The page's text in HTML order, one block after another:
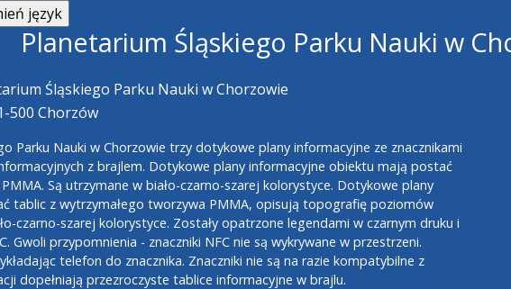
Planetarium Śląskiego Parku Nauki w
Śląskiego Parku Nauki w Chorzowie
500 Chorzów
Parku Nauki w Chorzowie trzy dotykowe plany informacyjne ze znacznikami
z brajlem. Dotykowe plany informacyjne obiektu mają postać
Są utrzymane w biało-czarno-szarej kolorystyce. Dotykowe plany
tablic z wytrzymałego tworzywa PMMA, opisują topografię poziomów
czarno-szarej kolorystyce. Zostały opatrzone legendami w czarnym druku i
Gwoli przypomnienia - znaczniki NFC nie są wykrywane w przestrzeni.
telefon do znacznika. Znaczniki nie są na razie kompatybilne z
dopełniają przezroczyste tablice informacyjne w brajlu.